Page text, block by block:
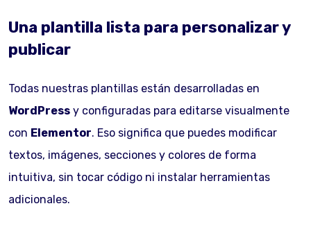
Una plantilla lista para personalizar y
publicar
Todas nuestras plantillas están desarrolladas en
WordPress y configuradas para editarse visualmente
con Elementor. Eso significa que puedes modificar
textos, imágenes, secciones y colores de forma
intuitiva, sin tocar código ni instalar herramientas
adicionales.